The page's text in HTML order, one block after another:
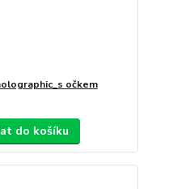
očkem
do košíku